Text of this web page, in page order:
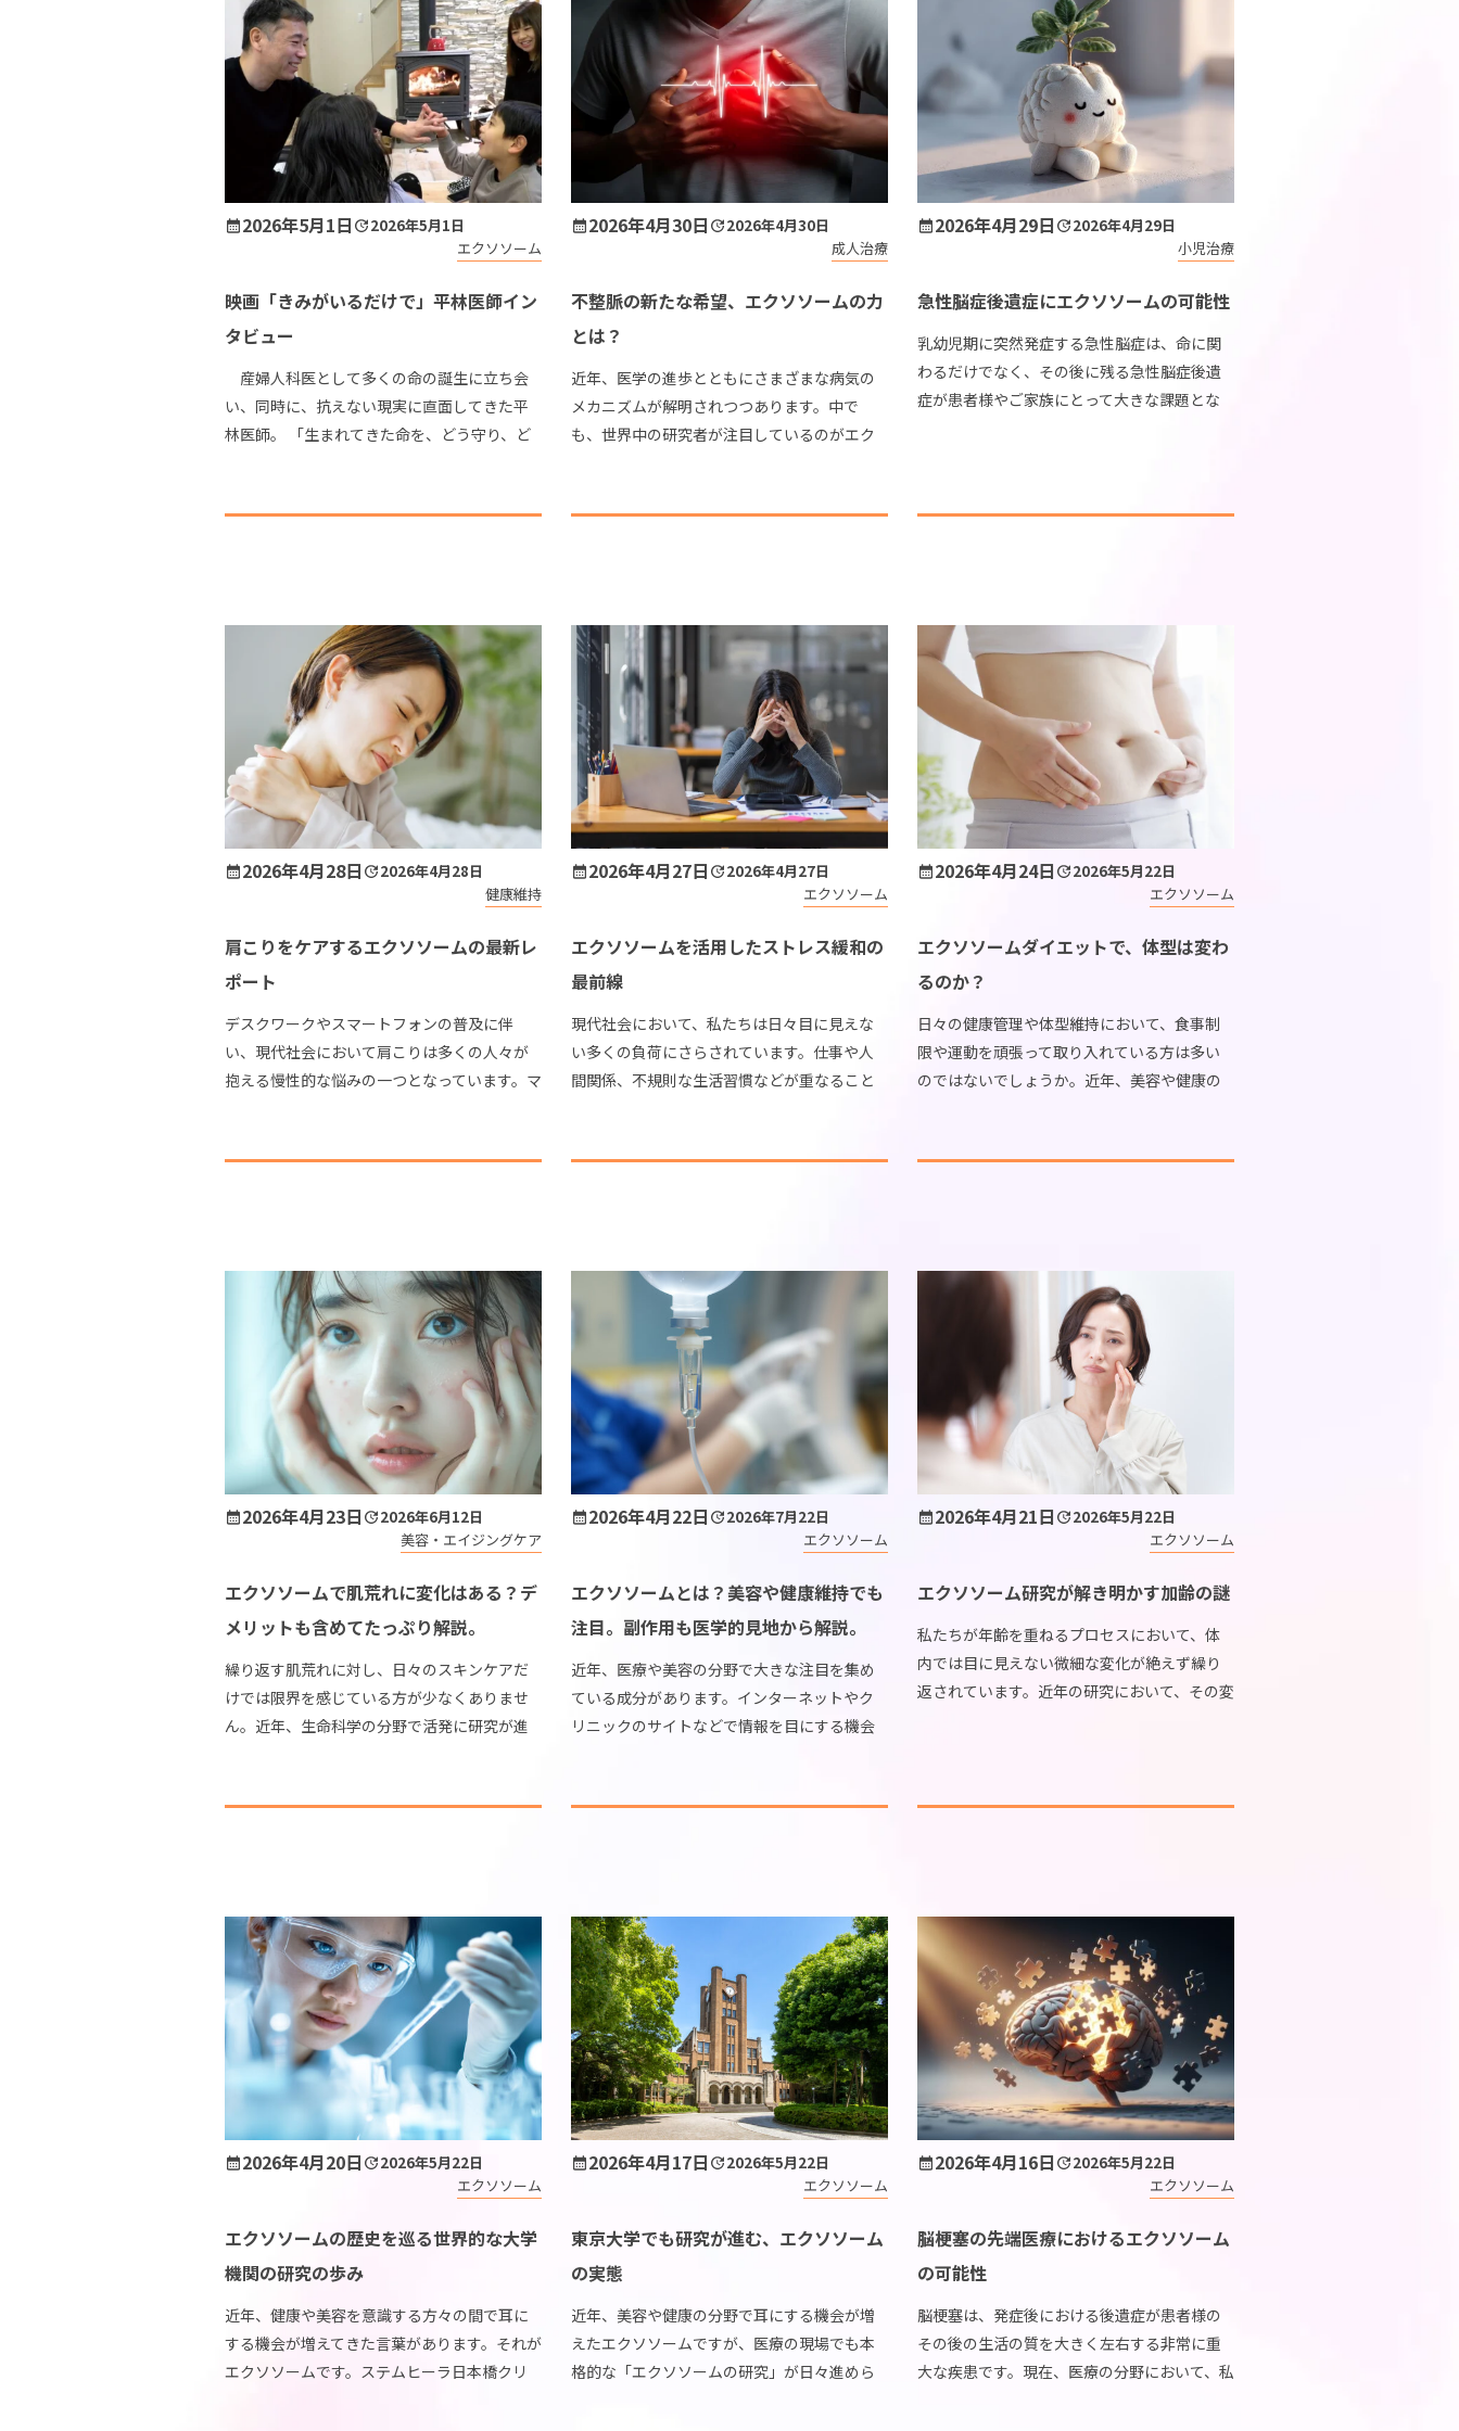
エクソソームとは
成人治療
脳卒中
糖尿病
小児治療
脳性麻痺
急性脳症後遺症
自閉症
健康維持
ストレス緩和
肩こり
睡眠の質
美容・エイジングケア
シミ・しわ
肌荒れ
ダイエット
抜け毛
当院について
価格について
エクソソームブログ
エクソソームの基礎知識
2026年5月1日
2026年5月1日
エクソソーム
映画「きみがいるだけで」平林医師イン
タビュー
産婦人科医として多くの命の誕生に立ち会
い、同時に、抗えない現実に直面してきた平
林医師。 「生まれてきた命を、どう守り、ど
ーム治療の道へと […]
2026年4月30日
2026年4月30日
成人治療
不整脈の新たな希望、エクソソームの力
とは？
近年、医学の進歩とともにさまざまな病気の
メカニズムが解明されつつあります。中で
も、世界中の研究者が注目しているのがエク
ための重要なツールであ […]
2026年4月29日
2026年4月29日
小児治療
急性脳症後遺症にエクソソームの可能性
乳幼児期に突然発症する急性脳症は、命に関
わるだけでなく、その後に残る急性脳症後遺
症が患者様やご家族にとって大きな課題とな
2026年4月28日
2026年4月28日
健康維持
肩こりをケアするエクソソームの最新レ
ポート
デスクワークやスマートフォンの普及に伴
い、現代社会において肩こりは多くの人々が
抱える慢性的な悩みの一つとなっています。マ
本的な解決に至らな […]
2026年4月27日
2026年4月27日
エクソソーム
エクソソームを活用したストレス緩和の
最前線
現代社会において、私たちは日々目に見えな
い多くの負荷にさらされています。仕事や人
間関係、不規則な生活習慣などが重なること
中、従来の対症療法だ […]
2026年4月24日
2026年5月22日
エクソソーム
エクソソームダイエットで、体型は変わ
るのか？
日々の健康管理や体型維持において、食事制
限や運動を頑張って取り入れている方は多い
のではないでしょうか。近年、美容や健康の
び交っています。ス […]
2026年4月23日
2026年6月12日
美容・エイジングケア
エクソソームで肌荒れに変化はある？デ
メリットも含めてたっぷり解説。
繰り返す肌荒れに対し、日々のスキンケアだ
けでは限界を感じている方が少なくありませ
ん。近年、生命科学の分野で活発に研究が進
っています。 本コラ […]
2026年4月22日
2026年7月22日
エクソソーム
エクソソームとは？美容や健康維持でも
注目。副作用も医学的見地から解説。
近年、医療や美容の分野で大きな注目を集め
ている成分があります。インターネットやク
リニックのサイトなどで情報を目にする機会
報が溢れる時代だから […]
2026年4月21日
2026年5月22日
エクソソーム
エクソソーム研究が解き明かす加齢の謎
私たちが年齢を重ねるプロセスにおいて、体
内では目に見えない微細な変化が絶えず繰り
返されています。近年の研究において、その変
2026年4月20日
2026年5月22日
エクソソーム
エクソソームの歴史を巡る世界的な大学
機関の研究の歩み
近年、健康や美容を意識する方々の間で耳に
する機会が増えてきた言葉があります。それが
エクソソームです。ステムヒーラ日本橋クリ
2026年4月17日
2026年5月22日
エクソソーム
東京大学でも研究が進む、エクソソーム
の実態
近年、美容や健康の分野で耳にする機会が増
えたエクソソームですが、医療の現場でも本
格的な「エクソソームの研究」が日々進めら
2026年4月16日
2026年5月22日
エクソソーム
脳梗塞の先端医療におけるエクソソーム
の可能性
脳梗塞は、発症後における後遺症が患者様の
その後の生活の質を大きく左右する非常に重
大な疾患です。現在、医療の分野において、私